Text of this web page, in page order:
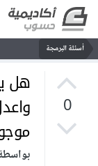
أسئلة البرمجة
0
هل